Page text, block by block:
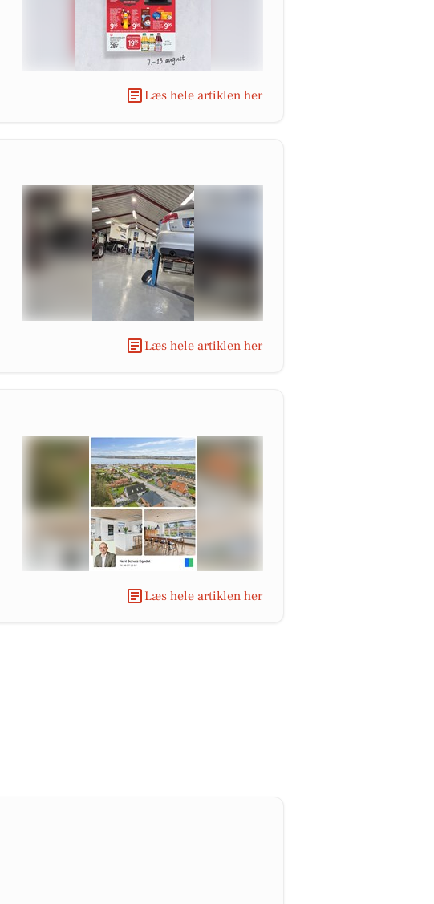
Læs hele artiklen her
Læs hele artiklen her
Læs hele artiklen her